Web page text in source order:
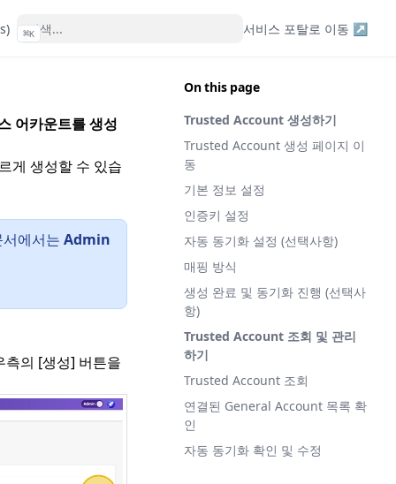
⌘K 서비스 포탈로 이동 ↗
On this page
Trusted Account 생성하기
Trusted Account 생성 페이지 이
동
기본 정보 설정
인증키 설정
자동 동기화 설정 (선택사항)
매핑 방식
생성 완료 및 동기화 진행 (선택사
항)
Trusted Account 조회 및 관리
하기
Trusted Account 조회
연결된 General Account 목록 확
인
자동 동기화 확인 및 수정
어카운트를 생성
게 생성할 수 있습
에서는 Admin
측의 [생성] 버튼을